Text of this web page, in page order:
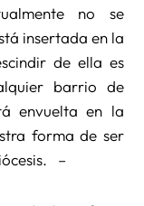
no se
insertada en la
de ella es
barrio de
envuelta en la
forma de ser
–